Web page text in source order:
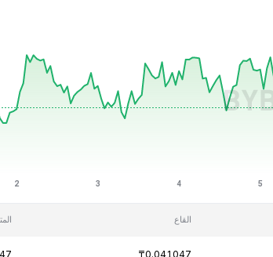
القاع
₸0.041047